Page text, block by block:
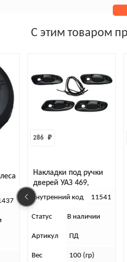
С этим товаром
Накладки под ручки
дверей УАЗ 469,
Хантер, с
уплотнителем, 4шт
(АБС пластик)
286 ₽
Внутренний код 11541
Статус В наличии
Артикул ПД
Вес 100 (гр)